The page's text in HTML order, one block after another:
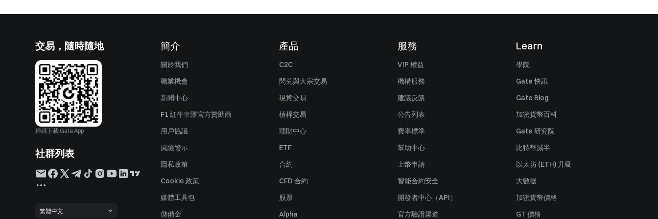
交易，隨時隨地
掃碼下載 Gate App
社群列表
繁體中文
簡介
關於我們
職業機會
新聞中心
F1 紅牛車隊官方贊助商
用戶協議
風險警示
隱私政策
Cookie 政策
媒體工具包
儲備金
產品
C2C
閃兑與大宗交易
現貨交易
槓桿交易
理財中心
ETF
合約
CFD 合約
股票
Alpha
服務
VIP 權益
機構服務
建議反饋
公告列表
費率標準
幫助中心
上幣申請
智能合約安全
開發者中心（API）
官方驗證渠道
Learn
學院
Gate 快訊
Gate Blog
加密貨幣百科
Gate 研究院
比特幣減半
以太坊 (ETH) 升級
大數据
加密貨幣價格
GT 價格